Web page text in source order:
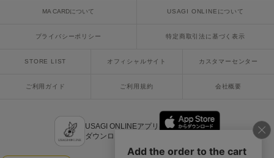
SALOMON
サンリオハウス
セサミストリートマーケット
MA CARDについて USAGI ONLINEについて
プライバシーポリシー 特定商取引法に基づく表示
STORE LIST オフィシャルサイト カスタマーセンター
ご利用ガイド ご利用規約 会社概要
USAGI ONLINEアプリ
ダウンロードはこちら